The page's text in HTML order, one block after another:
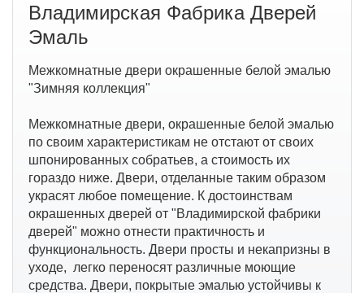
Владимирская Фабрика Дверей
Эмаль
Межкомнатные двери окрашенные белой эмалью
"Зимняя коллекция"
Межкомнатные двери, окрашенные белой эмалью
по своим характеристикам не отстают от своих
шпонированных собратьев, а стоимость их
гораздо ниже. Двери, отделанные таким образом
украсят любое помещение. К достоинствам
окрашенных дверей от "Владимирской фабрики
дверей" можно отнести практичность и
функциональность. Двери просты и некапризны в
уходе, легко переносят различные моющие
средства. Двери, покрытые эмалью устойчивы к